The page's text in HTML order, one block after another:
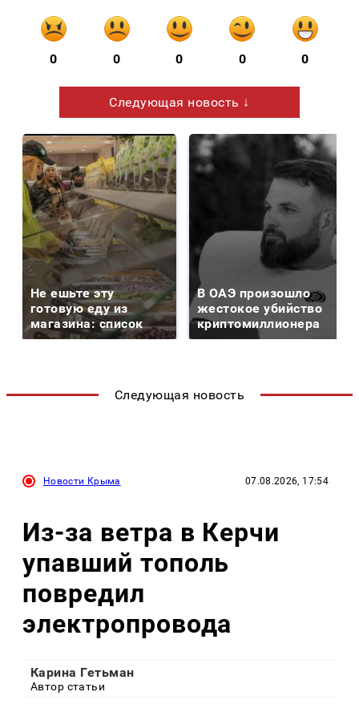
0 0 0 0 0
Следующая новость ↓
Не ешьте эту
готовую еду из
магазина: список
В ОАЭ произошло
жестокое убийство
криптомиллионера
Следующая новость
Новости Крыма 07.08.2026, 17:54
Из-за ветра в Керчи
упавший тополь
повредил
электропровода
Карина Гетьман
Автор статьи